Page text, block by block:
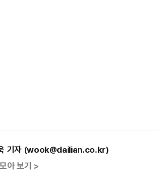
기자 (wook@dailian.co.kr)
아 보기 >